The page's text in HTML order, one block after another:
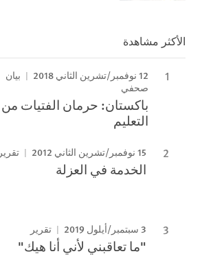
الأكثر مشاهدة
12 نوفمبر/تشرين الثاني 2018
بيان
صحفي
باكستان: حرمان الفتيات من
التعليم
15 نوفمبر/تشرين الثاني 2012 تقرير
الخدمة في العزلة
3 سبتمبر/أيلول 2019 تقرير
"ما تعاقبني لأني أنا هيك"